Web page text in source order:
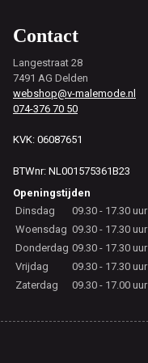
Contact
Langestraat 28
7491 AG Delden
webshop@v-malemode.nl
074-376 70 50
KVK: 06087651
BTWnr: NL001575361B23
Openingstijden
Dinsdag
09.30 - 17.30 uur
Woensdag 09.30 - 17.30 uur
Donderdag 09.30 - 17.30 uur
Vrijdag
09.30 - 17.30 uur
Zaterdag
09.30 - 17.00 uur